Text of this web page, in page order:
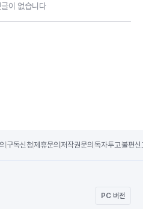
이 없습니다
구독신청제휴문의 저작권문의 독자투고불편신
PC 버전